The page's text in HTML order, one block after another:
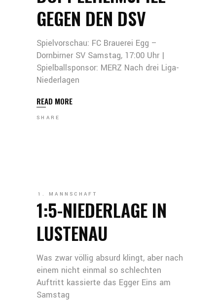
GEGEN DEN DSV
Spielvorschau: FC Brauerei Egg –
Dornbirner SV Samstag, 17:00 Uhr |
Spielballsponsor: MERZ Nach drei Liga-
Niederlagen
READ MORE
SHARE
1. MANNSCHAFT
1:5-NIEDERLAGE IN
LUSTENAU
Was zwar völlig absurd klingt, aber nach
einem nicht einmal so schlechten
Auftritt kassierte das Egger Eins am
Samstag